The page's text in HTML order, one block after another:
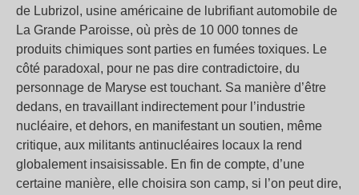
de Lubrizol, usine américaine de lubrifiant automobile de
La Grande Paroisse, où près de 10 000 tonnes de
produits chimiques sont parties en fumées toxiques. Le
côté paradoxal, pour ne pas dire contradictoire, du
personnage de Maryse est touchant. Sa manière d’être
dedans, en travaillant indirectement pour l’industrie
nucléaire, et dehors, en manifestant un soutien, même
critique, aux militants antinucléaires locaux la rend
globalement insaisissable. En fin de compte, d’une
certaine manière, elle choisira son camp, si l’on peut dire,